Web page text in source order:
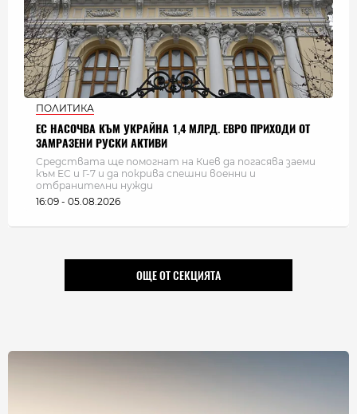
ПОЛИТИКА
ЕС НАСОЧВА КЪМ УКРАЙНА 1,4 МЛРД. ЕВРО ПРИХОДИ ОТ
ЗАМРАЗЕНИ РУСКИ АКТИВИ
Средствата ще помогнат на Киев да погасява заеми
към ЕС и Г-7 и да покрива спешни военни и
отбранителни нужди
16:09 - 05.08.2026
ОЩЕ ОТ СЕКЦИЯТА